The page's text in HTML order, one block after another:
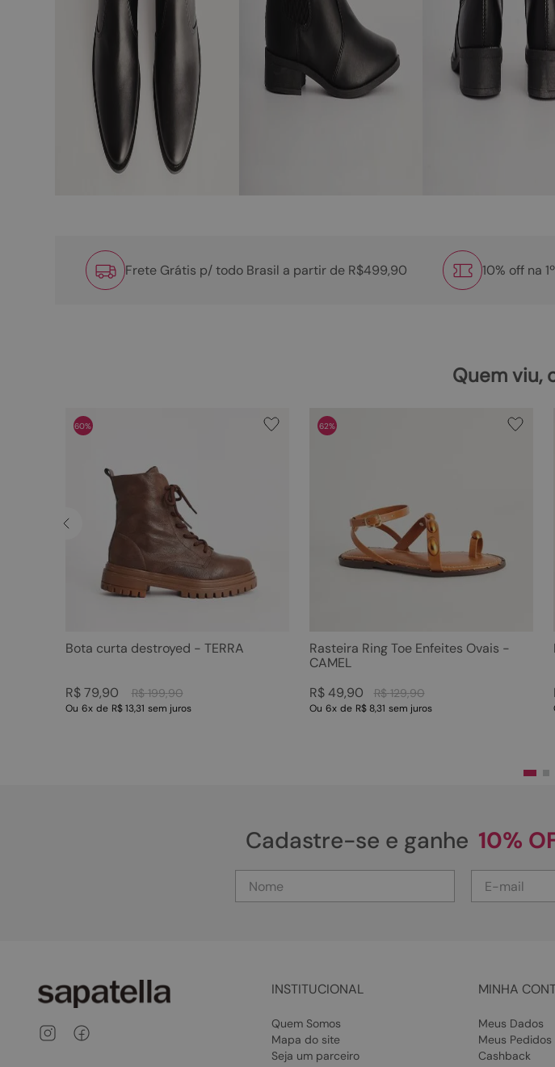
Frete Grátis p/ todo Brasil a partir de R$499,90 10% off na
Quem viu,
60%
Bota curta destroyed - TERRA
R$ 199,90
R$ 79,90
Ou 6x de R$ 13,31 sem juros
62%
Rasteira Ring Toe Enfeites Ovais -
CAMEL
R$ 129,90
R$ 49,90
Ou 6x de R$ 8,31 sem juros
Cadastre-se e ganhe 10%
INSTITUCIONAL
Quem Somos
Mapa do site
Seja um parceiro
MINHA
Meus Dados
Meus Pedidos
Cashback